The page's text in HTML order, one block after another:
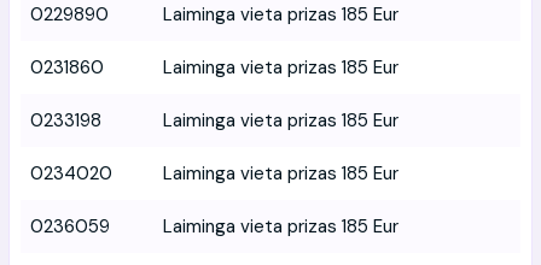
0229890 Laiminga vieta prizas 185 Eur
0231860 Laiminga vieta prizas 185 Eur
0233198 Laiminga vieta prizas 185 Eur
0234020 Laiminga vieta prizas 185 Eur
0236059 Laiminga vieta prizas 185 Eur